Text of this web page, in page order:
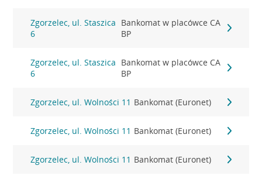
Zgorzelec, ul. Staszica
6
Bankomat w placówce CA
BP
Zgorzelec, ul. Staszica
6
Bankomat w placówce CA
BP
Zgorzelec, ul. Wolności 11 Bankomat (Euronet)
Zgorzelec, ul. Wolności 11 Bankomat (Euronet)
Zgorzelec, ul. Wolności 11 Bankomat (Euronet)